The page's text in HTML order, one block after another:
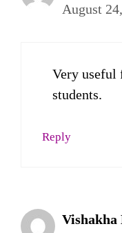
August
Very useful
students.
Reply
Vishakha